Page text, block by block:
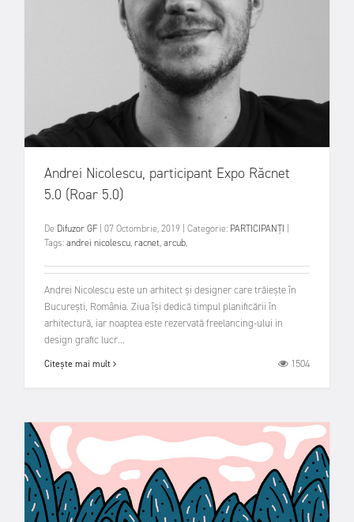
Andrei Nicolescu, participant Expo Răcnet
5.0 (Roar 5.0)
De Difuzor GF 07 Octombrie, 2019 Categorie: PARTICIPANȚI
Tags:andrei nicolescu,racnet,arcub,
Andrei Nicolescu este un arhitect și designer care trăiește în
București, România. Ziua își dedică timpul planificării în
arhitectură, iar noaptea este rezervată freelancing-ului in
design grafic lucr...
Citește mai mult 1504